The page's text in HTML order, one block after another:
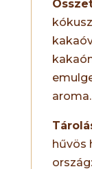
aroma.
hűvös
ország: